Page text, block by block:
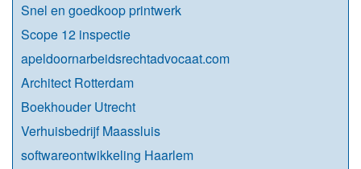
Snel en goedkoop printwerk
Scope 12 inspectie
apeldoornarbeidsrechtadvocaat.com
Architect Rotterdam
Boekhouder Utrecht
Verhuisbedrijf Maassluis
softwareontwikkeling Haarlem